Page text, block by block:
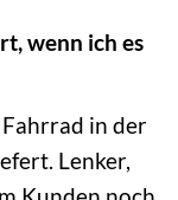
wenn ich es
in der
Lenker,